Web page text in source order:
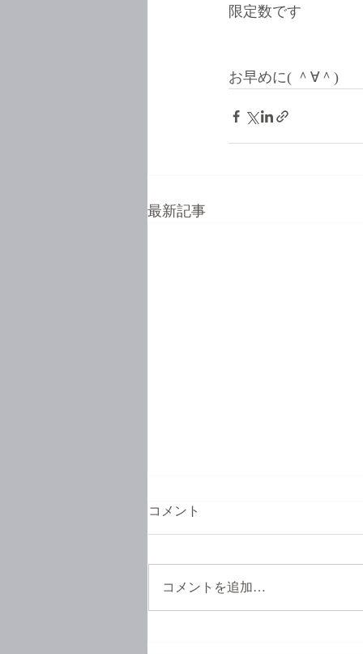
限定数です
お早めに( ＾∀＾)
最新記事
お待たせいたしました
コメント
コメントを追加…